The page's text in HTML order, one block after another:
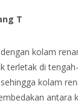
T
kolam
terletak di
kolam
antara